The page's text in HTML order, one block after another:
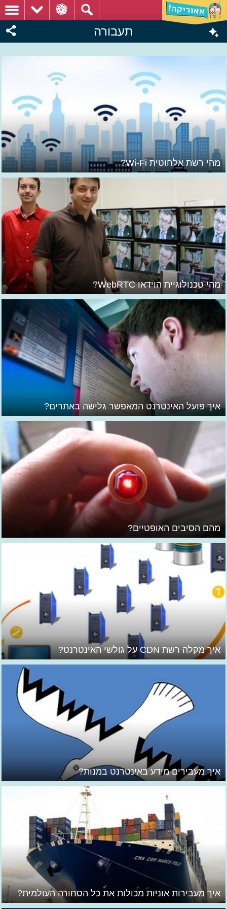
תעבורה
מהי רשת אלחוטית Wi-Fi?
מהי טכנולוגיית הוידאו WebRTC?
איך פועל האינטרנט המאפשר גלישה באתרים?
מהם הסיבים האופטיים?
איך מקלה רשת CDN על גולשי האינטרנט?
איך מעבירים מידע באינטרנט במנות?
איך מעבירות אוניות מכולות את כל הסחורה העולמית?